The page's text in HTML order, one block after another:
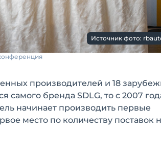
Источник фото:
производителей и 18
самого бренда SDLG, то с 2007
начинает производить первые
место по количеству поставок